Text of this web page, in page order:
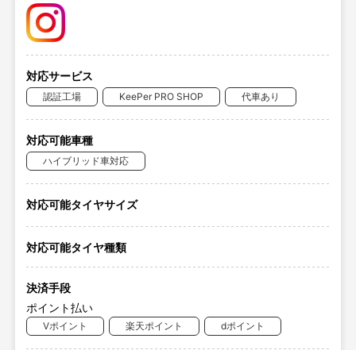
対応サービス
認証工場 KeePer PRO SHOP 代車あり
対応可能車種
ハイブリッド車対応
対応可能タイヤサイズ
対応可能タイヤ種類
決済手段
ポイント払い
Vポイント 楽天ポイント dポイント